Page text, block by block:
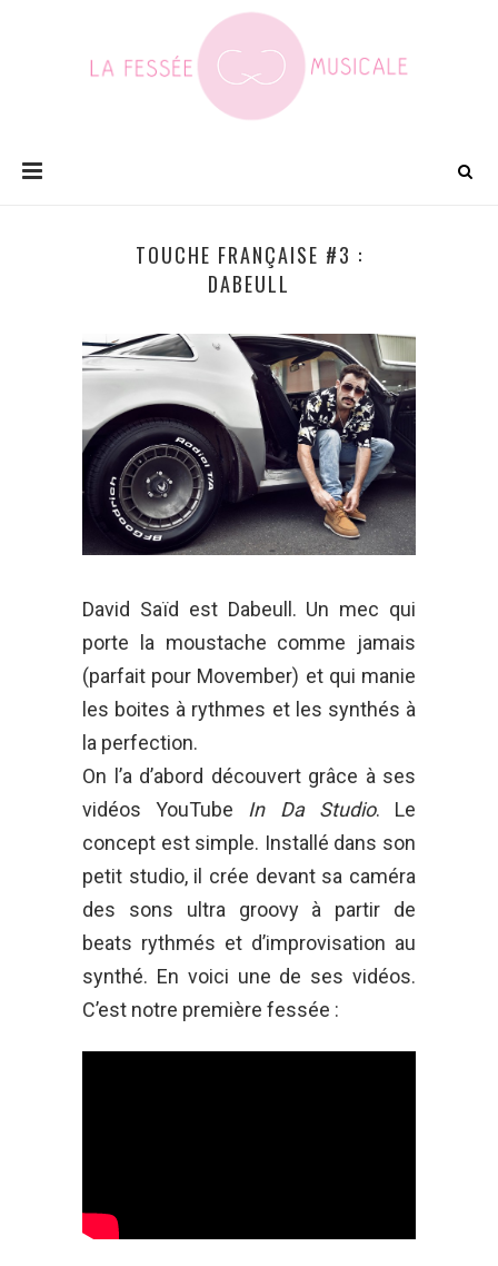
TOUCHE FRANÇAISE #3 :
DABEULL
David Saïd est Dabeull. Un mec qui
porte la moustache comme jamais
(parfait pour Movember) et qui manie
les boites à rythmes et les synthés à
la perfection.
On l’a d’abord découvert grâce à ses
vidéos YouTube In Da Studio. Le
concept est simple. Installé dans son
petit studio, il crée devant sa caméra
des sons ultra groovy à partir de
beats rythmés et d’improvisation au
synthé. En voici une de ses vidéos.
C’est notre première fessée :